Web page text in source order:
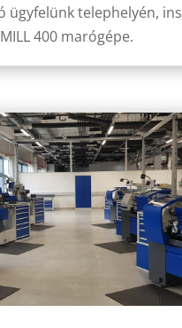
ügyfelünk telephelyén,
400 marógépe.